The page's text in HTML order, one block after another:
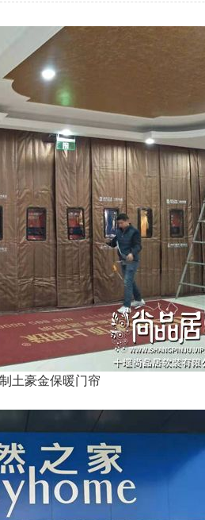
土豪金保暖门帘